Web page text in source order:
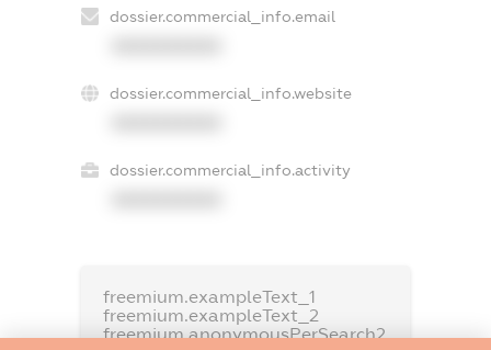
dossier.commercial_info.email
dossier.commercial_info.website
dossier.commercial_info.activity
freemium.exampleText_1
freemium.exampleText_2
freemium.anonymousPerSearch2